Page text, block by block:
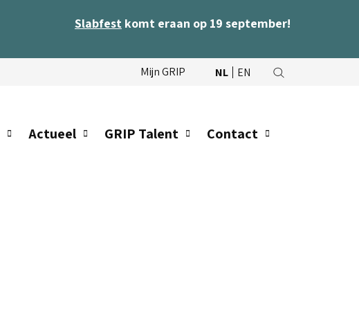
Slabfestkomt eraan op 19 september!
Mijn GRIP NL EN
Actueel GRIP Talent Contact